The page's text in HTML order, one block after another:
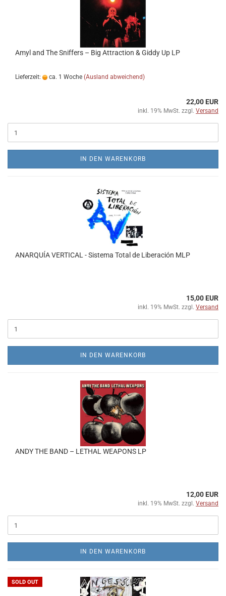
Amyl and The Sniffers ‎– Big Attraction & Giddy Up LP
Lieferzeit: ca. 1 Woche (Ausland abweichend)
22,00 EUR
inkl. 19% MwSt. zzgl. Versand
IN DEN WARENKORB
ANARQUÍA VERTICAL - Sistema Total de Liberación MLP
15,00 EUR
inkl. 19% MwSt. zzgl. Versand
IN DEN WARENKORB
ANDY THE BAND – LETHAL WEAPONS LP
12,00 EUR
inkl. 19% MwSt. zzgl. Versand
IN DEN WARENKORB
SOLD OUT